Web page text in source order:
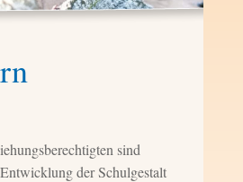
sind
der Schulgestalt